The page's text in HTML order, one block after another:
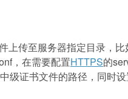
上传至服务器指定目录，比
，在需要配置HTTPS的
级证书文件的路径，同时